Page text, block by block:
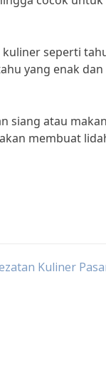
seperti
yang enak
siang atau
membuat
Kuliner